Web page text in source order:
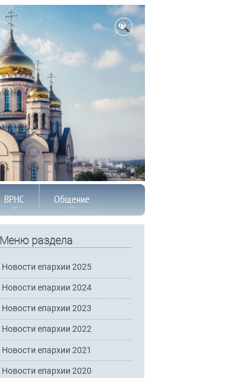
ВРНС Общение
Меню раздела
Новости епархии 2025
Новости епархии 2024
Новости епархии 2023
Новости епархии 2022
Новости епархии 2021
Новости епархии 2020